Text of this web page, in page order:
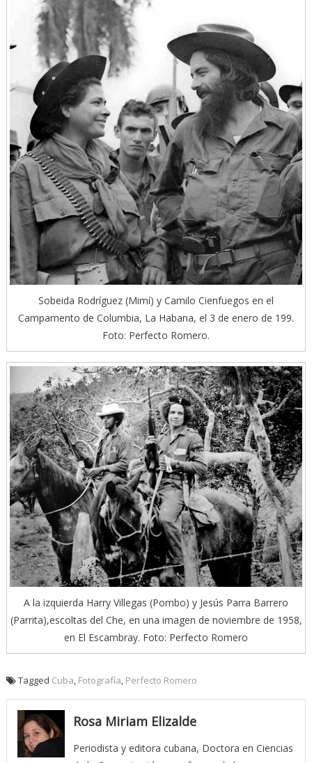
Sobeida Rodríguez (Mimí) y Camilo Cienfuegos en el
Campamento de Columbia, La Habana, el 3 de enero de 199.
Foto: Perfecto Romero.
A la izquierda Harry Villegas (Pombo) y Jesús Parra Barrero
(Parrita),escoltas del Che, en una imagen de noviembre de 1958,
en El Escambray. Foto: Perfecto Romero
Tagged Cuba, Fotografía, Perfecto Romero
Rosa Miriam Elizalde
Periodista y editora cubana, Doctora en Ciencias